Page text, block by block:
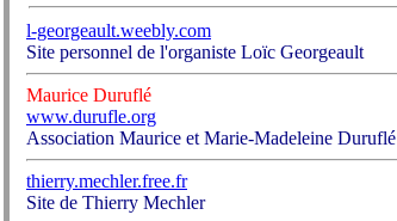
l-georgeault.weebly.com
Site personnel de l'organiste Loïc Georgeault
Maurice Duruflé
www.durufle.org
Association Maurice et Marie-Madeleine Duruflé
thierry.mechler.free.fr
Site de Thierry Mechler